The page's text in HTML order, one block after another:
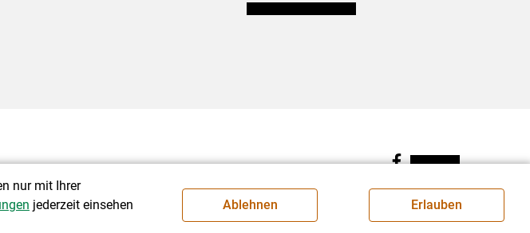
Facebook
nur mit Ihrer
jederzeit einsehen
Ablehnen Erlauben